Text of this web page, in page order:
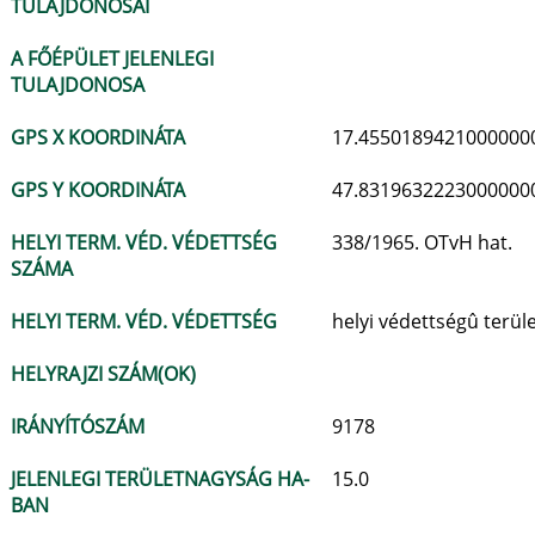
TULAJDONOSAI
A FŐÉPÜLET JELENLEGI
TULAJDONOSA
GPS X KOORDINÁTA
GPS Y KOORDINÁTA
HELYI TERM. VÉD. VÉDETTSÉG
SZÁMA
338/1965. OTvH hat.
HELYI TERM. VÉD. VÉDETTSÉG
helyi védettségû
HELYRAJZI SZÁM(OK)
IRÁNYÍTÓSZÁM
9178
JELENLEGI TERÜLETNAGYSÁG HA-
BAN
15.0